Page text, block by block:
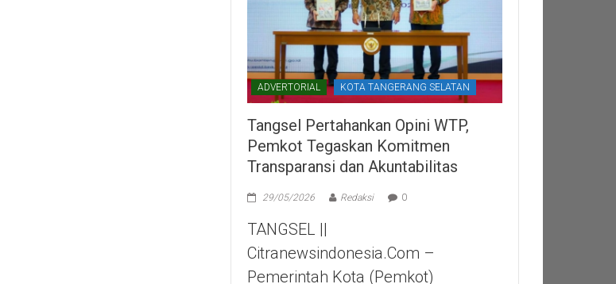
ADVERTORIAL KOTA TANGERANG SELATAN
Tangsel Pertahankan Opini WTP,
Pemkot Tegaskan Komitmen
Transparansi dan Akuntabilitas
29/05/2026 Redaksi 0
TANGSEL ||
Citranewsindonesia.com –
Pemerintah Kota (Pemkot)